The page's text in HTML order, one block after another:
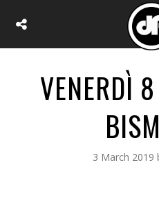
VENERDÌ
3 March 2019